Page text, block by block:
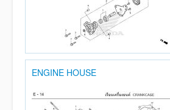
ENGINE HOUSE